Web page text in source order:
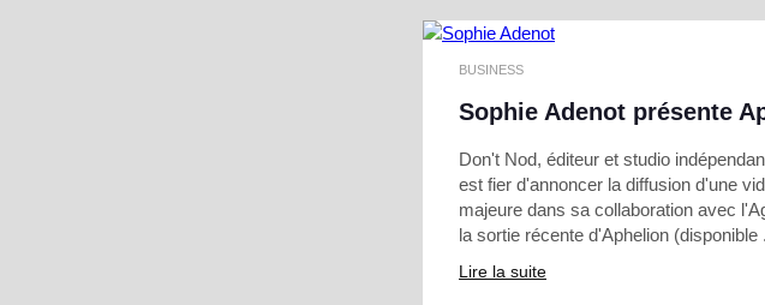
BUSINESS
Sophie Adenot présente
Don't Nod, éditeur et studio
est fier d'annoncer la diffusion d'une
majeure dans sa collaboration avec
la sortie récente d'Aphelion (disponible
Lire la suite